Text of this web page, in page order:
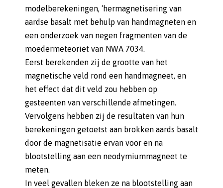
modelberekeningen, ‘hermagnetisering van
aardse basalt met behulp van handmagneten en
een onderzoek van negen fragmenten van de
moedermeteoriet van NWA 7034.
Eerst berekenden zij de grootte van het
magnetische veld rond een handmagneet, en
het effect dat dit veld zou hebben op
gesteenten van verschillende afmetingen.
Vervolgens hebben zij de resultaten van hun
berekeningen getoetst aan brokken aards basalt
door de magnetisatie ervan voor en na
blootstelling aan een neodymiummagneet te
meten.
In veel gevallen bleken ze na blootstelling aan